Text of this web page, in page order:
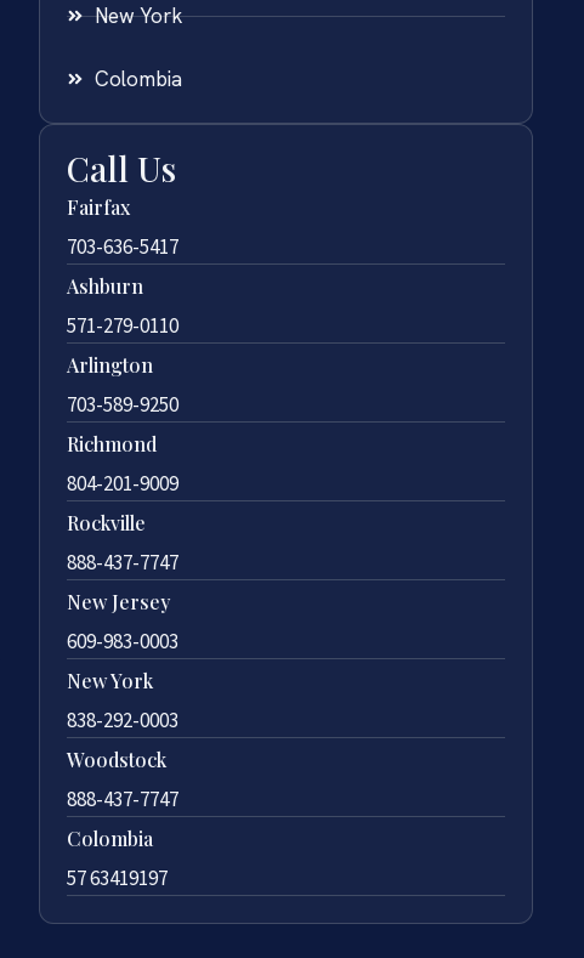
New York
Colombia
Call Us
Fairfax
703-636-5417
Ashburn
571-279-0110
Arlington
703-589-9250
Richmond
804-201-9009
Rockville
888-437-7747
New Jersey
609-983-0003
New York
838-292-0003
Woodstock
888-437-7747
Colombia
57 63419197